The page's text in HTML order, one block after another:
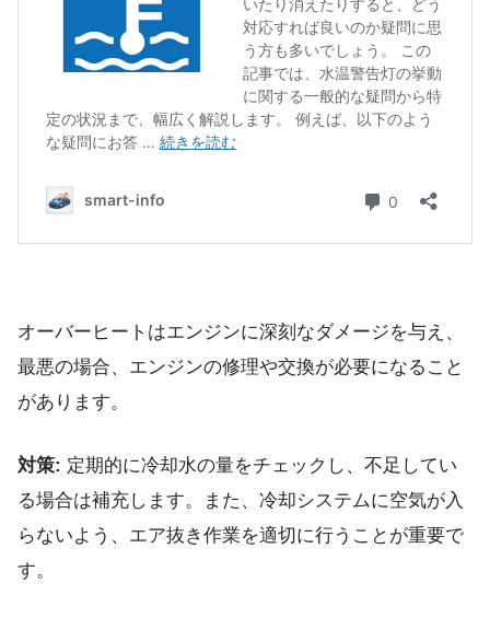
オーバーヒートはエンジンに深刻なダメージを与え、
最悪の場合、エンジンの修理や交換が必要になること
があります。
対策: 定期的に冷却水の量をチェックし、不足してい
る場合は補充します。また、冷却システムに空気が入
らないよう、エア抜き作業を適切に行うことが重要で
す。